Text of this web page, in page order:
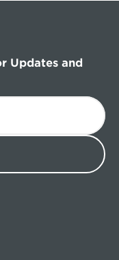
Updates and